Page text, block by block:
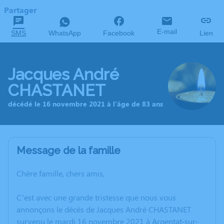
Partager
SMS WhatsApp Facebook E-mail Lien
Jacques André
CHASTANET
décédé le 16 novembre 2021 à l'âge de 83 ans
Message de la famille
Chère famille, chers amis,
C’est avec une grande tristesse que nous vous
annonçons le décès de Jacques André CHASTANET
survenu le mardi 16 novembre 2021 à Argentat-sur-